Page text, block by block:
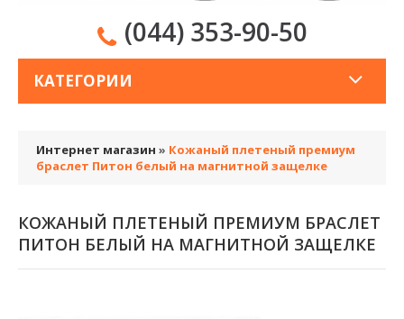
(044) 353-90-50
КАТЕГОРИИ
Интернет магазин » Кожаный плетеный премиум
браслет Питон белый на магнитной защелке
КОЖАНЫЙ ПЛЕТЕНЫЙ ПРЕМИУМ БРАСЛЕТ
ПИТОН БЕЛЫЙ НА МАГНИТНОЙ ЗАЩЕЛКЕ